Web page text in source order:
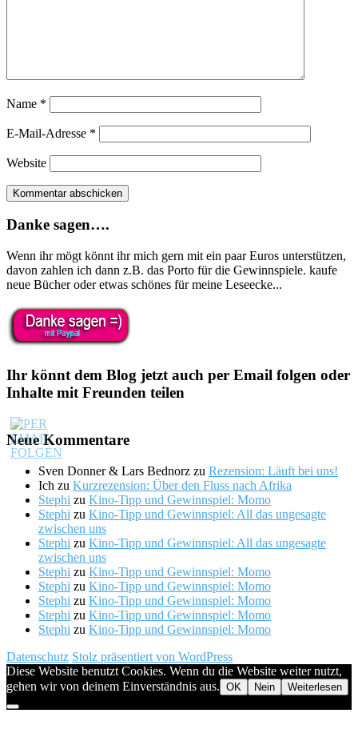
Name *
E-Mail-Adresse *
Website
Danke sagen….
Wenn ihr mögt könnt ihr mich gern mit ein paar Euros unterstützen,
davon zahlen ich dann z.B. das Porto für die Gewinnspiele. kaufe
neue Bücher oder etwas schönes für meine Leseecke...
Ihr könnt dem Blog jetzt auch per Email folgen oder
Inhalte mit Freunden teilen
Neue Kommentare
Sven Donner & Lars Bednorz zu Rezension: Läuft bei uns!
Ich zu Kurzrezension: Über den Fluss nach Afrika
Stephi zu Kino-Tipp und Gewinnspiel: Momo
Stephi zu Kino-Tipp und Gewinnspiel: All das ungesagte
zwischen uns
Stephi zu Kino-Tipp und Gewinnspiel: All das ungesagte
zwischen uns
Stephi zu Kino-Tipp und Gewinnspiel: Momo
Stephi zu Kino-Tipp und Gewinnspiel: Momo
Stephi zu Kino-Tipp und Gewinnspiel: Momo
Stephi zu Kino-Tipp und Gewinnspiel: Momo
Stephi zu Kino-Tipp und Gewinnspiel: Momo
Datenschutz Stolz präsentiert von WordPress
Diese Website benutzt Cookies. Wenn du die Website weiter nutzt,
gehen wir von deinem Einverständnis aus. OK Nein Weiterlesen